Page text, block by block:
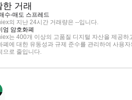
한 거래
수-매도 스프레드
의 지난 24시간 거래량은 --입니다.
엄 암호화폐
는 400개 이상의 고품질 디지털 자산을 제공하
폐에 대한 유동성과 규제 준수를 관리하여 사용
으로 줄입니다.